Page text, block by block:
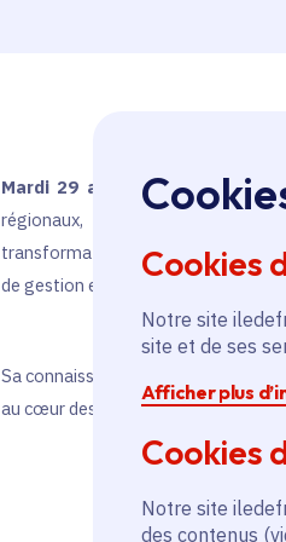
Cookies
Notre site
site et de ses
Afficher plus
Cookies
Notre site
des contenus
Mardi 29 avril - A cette fonction,
régionaux, le déploiement des
transformation de
de gestion et évaluation des
Sa connaissance des
au cœur des problématiques des